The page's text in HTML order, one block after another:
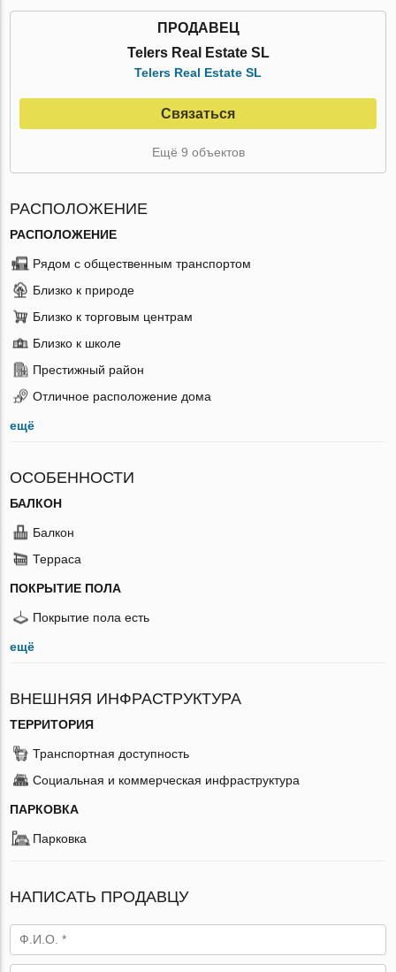
ПРОДАВЕЦ
Telers Real Estate SL
Telers Real Estate SL
Связаться
Ещё 9 объектов
РАСПОЛОЖЕНИЕ
РАСПОЛОЖЕНИЕ
Рядом с общественным транспортом
Близко к природе
Близко к торговым центрам
Близко к школе
Престижный район
Отличное расположение дома
ещё
ОСОБЕННОСТИ
БАЛКОН
Балкон
Терраса
ПОКРЫТИЕ ПОЛА
Покрытие пола есть
ещё
ВНЕШНЯЯ ИНФРАСТРУКТУРА
ТЕРРИТОРИЯ
Транспортная доступность
Социальная и коммерческая инфраструктура
ПАРКОВКА
Парковка
НАПИСАТЬ ПРОДАВЦУ